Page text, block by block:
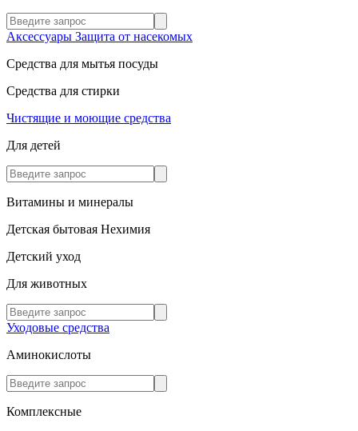
Аксессуары Защита от насекомых
Средства для мытья посуды
Средства для стирки
Чистящие и моющие средства
Для детей
Витамины и минералы
Детская бытовая Нехимия
Детский уход
Для животных
Уходовые средства
Аминокислоты
Комплексные